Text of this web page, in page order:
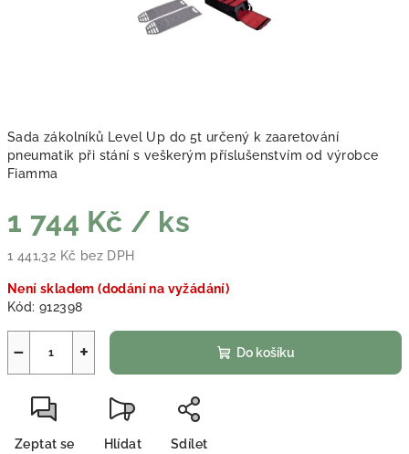
Sada zákolníků Level Up do 5t určený k zaaretování
pneumatik při stání s veškerým příslušenstvím od výrobce
Fiamma
1 744 Kč / ks
1 441,32 Kč bez DPH
Není skladem (dodání na vyžádání)
Kód: 912398
+
− Do košíku
Zeptat se Hlídat Sdílet